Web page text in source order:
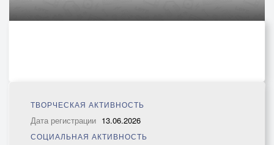
ТВОРЧЕСКАЯ АКТИВНОСТЬ
Дата регистрации 13.06.2026
СОЦИАЛЬНАЯ АКТИВНОСТЬ